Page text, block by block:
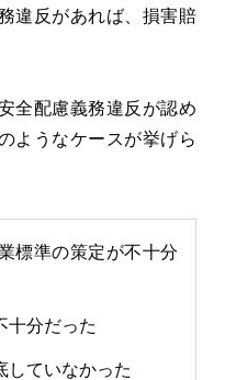
違反があれば、損害賠
全配慮義務違反が認め
ようなケースが挙げら
標準の策定が不十分
十分だった
していなかった